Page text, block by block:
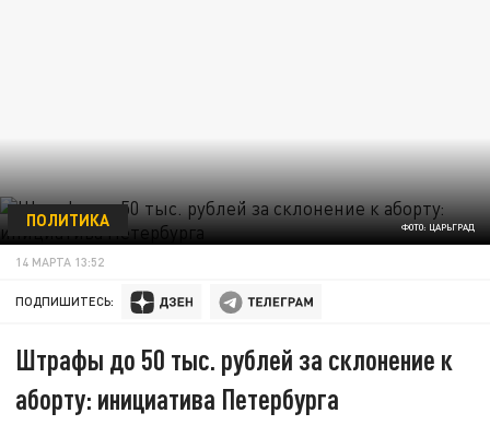
ФОТО: ЦАРЬГРАД
ПОЛИТИКА
14 МАРТА 13:52
ПОДПИШИТЕСЬ:
Штрафы до 50 тыс. рублей за склонение к
аборту: инициатива Петербурга